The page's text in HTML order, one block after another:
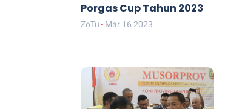
Porgas Cup Tahun 2023
ZoTu Mar 16 2023